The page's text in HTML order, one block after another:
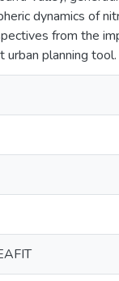
dynamics of
from the
urban planning tool.